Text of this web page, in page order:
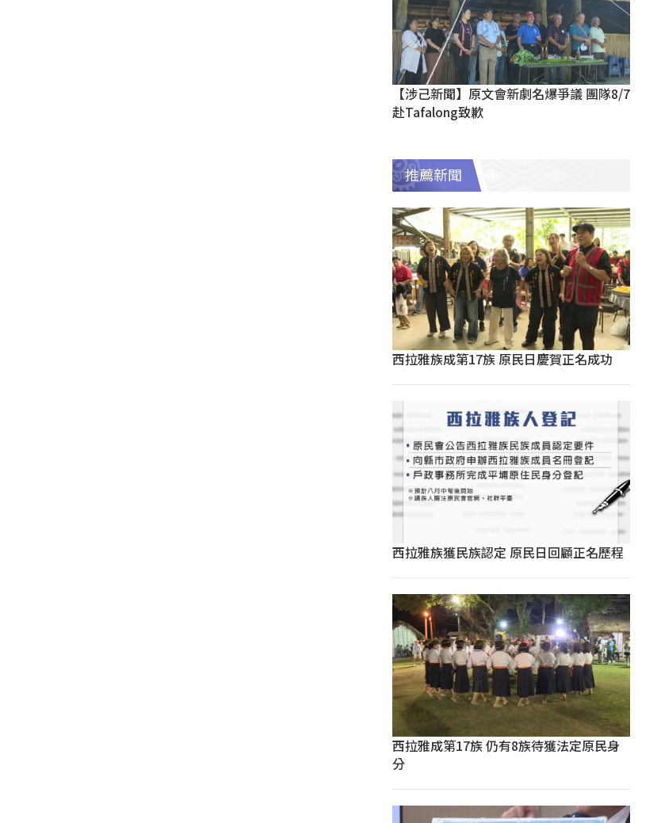
【涉己新聞】原文會新劇名爆爭議 團隊8/7
赴Tafalong致歉
推薦新聞
西拉雅族成第17族 原民日慶賀正名成功
西拉雅族獲民族認定 原民日回顧正名歷程
西拉雅成第17族 仍有8族待獲法定原民身
分